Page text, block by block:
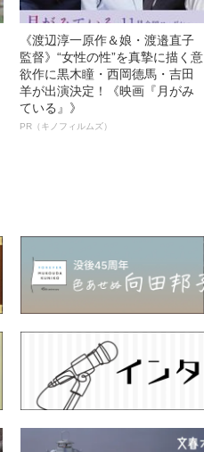
《渡辺淳一原作＆娘・渡邉直子
監督》“女性の性”を真摯に描く意
欲作に黒木瞳・西岡德馬・吉田
羊が出演決定！《映画『月がみ
ている』》
PR（キノフィルムズ）